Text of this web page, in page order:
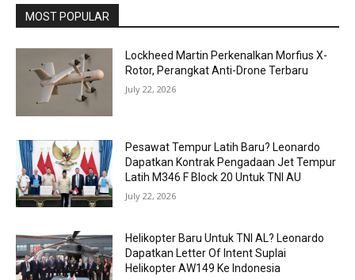
MOST POPULAR
Lockheed Martin Perkenalkan Morfius X-
Rotor, Perangkat Anti-Drone Terbaru
July 22, 2026
Pesawat Tempur Latih Baru? Leonardo
Dapatkan Kontrak Pengadaan Jet Tempur
Latih M346 F Block 20 Untuk TNI AU
July 22, 2026
Helikopter Baru Untuk TNI AL? Leonardo
Dapatkan Letter Of Intent Suplai
Helikopter AW149 Ke Indonesia